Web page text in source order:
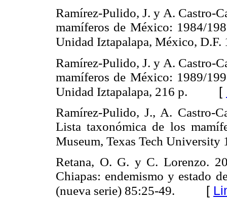
Ramírez-Pulido, J. y A. Castro-
mamíferos de México: 1984/
Unidad Iztapalapa, México, D.F.
Ramírez-Pulido, J. y A. Castro-
mamíferos de México: 1989/
Unidad Iztapalapa, 216 p.
[
Ramírez-Pulido, J., A. Castro-
Lista taxonómica de los
Museum, Texas Tech
Retana, O. G. y C. Lorenzo.
Chiapas: endemismo y estado
(nueva serie) 85:25-49.
[